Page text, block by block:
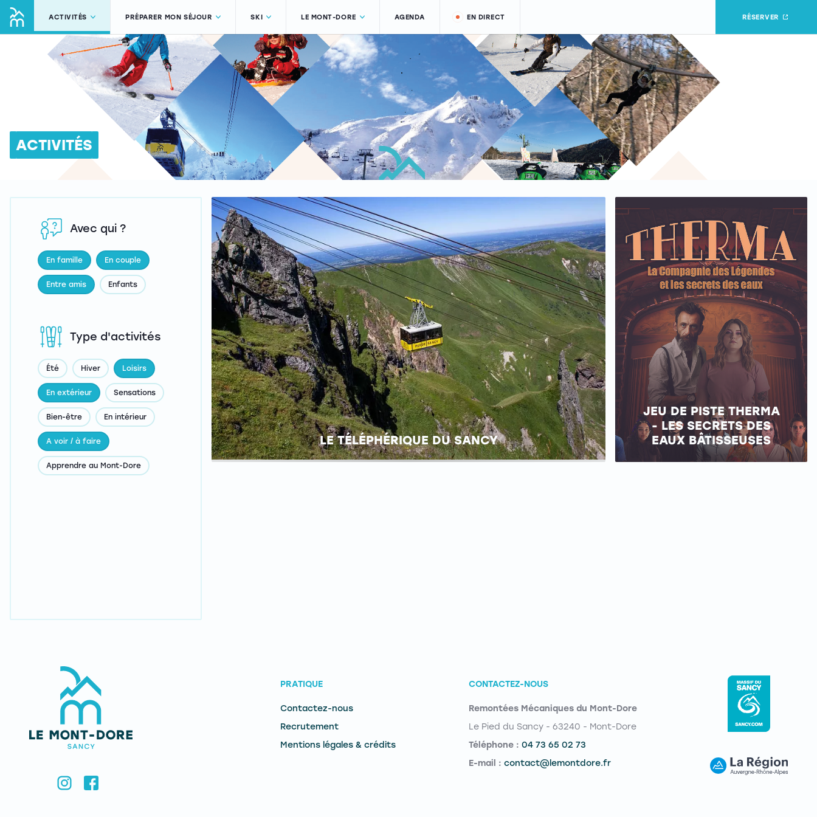
ACTIVITÉS PRÉPARER MON SÉJOUR SKI LE MONT-DORE AGENDA EN DIRECT RÉSERVER
ACTIVITÉS
Type d'activités
Été Hiver Loisirs
En extérieur Sensations
Bien-être En intérieur
A voir / à faire
Apprendre au Mont-Dore
Avec qui ?
En famille En couple
Entre amis Enfants
LE TÉLÉPHÉRIQUE DU SANCY
JEU DE PISTE THERMA
- LES SECRETS DES
EAUX BÂTISSEUSES
PRATIQUE
Contactez-nous
Recrutement
Mentions légales & crédits
CONTACTEZ-NOUS
Remontées Mécaniques du Mont-Dore
Le Pied du Sancy - 63240 - Mont-Dore
Téléphone : 04 73 65 02 73
E-mail : contact@lemontdore.fr